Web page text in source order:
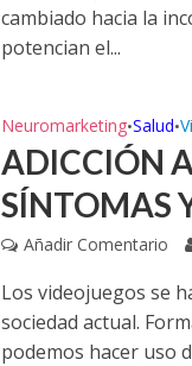
cambiado hacia la
potencian el...
Neuromarketing•Salud•
ADICCIÓN
SÍNTOMAS
Añadir Comentario
Los videojuegos se
sociedad actual.
podemos hacer uso